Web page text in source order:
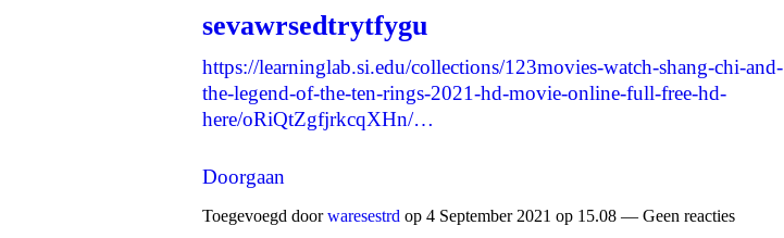
sevawrsedtrytfygu
https://learninglab.si.edu/collections/123movies-watch-shang-chi-and-
the-legend-of-the-ten-rings-2021-hd-movie-online-full-free-hd-
here/oRiQtZgfjrkcqXHn/…
Doorgaan
Toegevoegd doorwaresestrd op 4 September 2021 op 15.08 — Geen reacties